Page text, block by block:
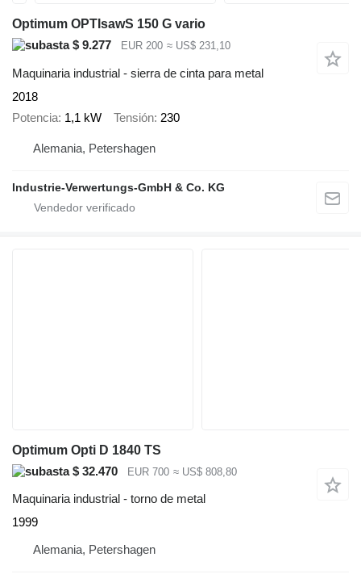
Optimum OPTIsawS 150 G vario
$ 9.277
EUR 200 ≈ US$ 231,10
Maquinaria industrial - sierra de cinta para metal
2018
Potencia 1,1 kW Tensión 230
Alemania, Petershagen
Industrie-Verwertungs-GmbH & Co. KG
Optimum Opti D 1840 TS
$ 32.470
EUR 700 ≈ US$ 808,80
Maquinaria industrial - torno de metal
1999
Alemania, Petershagen